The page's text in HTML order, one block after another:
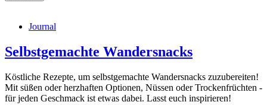
Journal
Selbstgemachte Wandersnacks
Köstliche Rezepte, um selbstgemachte Wandersnacks zuzubereiten!
Mit süßen oder herzhaften Optionen, Nüssen oder Trockenfrüchten -
für jeden Geschmack ist etwas dabei. Lasst euch inspirieren!